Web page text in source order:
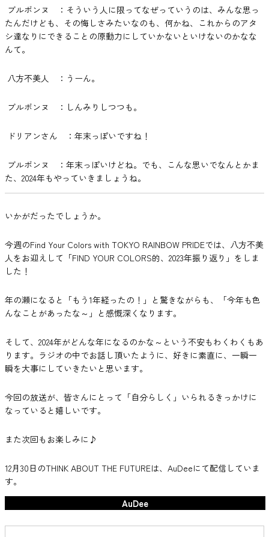
ブルボンヌ ：そういう人に限ってなぜっていうのは、みんな思っ
たんだけども、その悔しさみたいなのも、何かね、これからのアタ
シ達なりにできることの原動力にしていかないといけないのかなな
んて。
八方不美人 ：うーん。
ブルボンヌ ：しんみりしつつも。
ドリアンさん ：年末っぽいですね！
ブルボンヌ ：年末っぽいけどね。でも、こんな思いでなんとかま
た、2024年もやっていきましょうね。
いかがだったでしょうか。
今週のFind Your Colors with TOKYO RAINBOW PRIDEでは、八方不美
人をお迎えして「FIND YOUR COLORS的、2023年振り返り」をしま
した！
年の瀬になると「もう1年経ったの！」と驚きながらも、「今年も色
んなことがあったな～」と感慨深くなります。
そして、2024年がどんな年になるのかな～という不安もわくわくもあ
ります。ラジオの中でお話し頂いたように、好きに素直に、一瞬一
瞬を大事にしていきたいと思います。
今回の放送が、皆さんにとって「自分らしく」いられるきっかけに
なっていると嬉しいです。
また次回もお楽しみに♪
12月30日のTHINK ABOUT THE FUTUREは、AuDeeにて配信していま
す。
AuDee